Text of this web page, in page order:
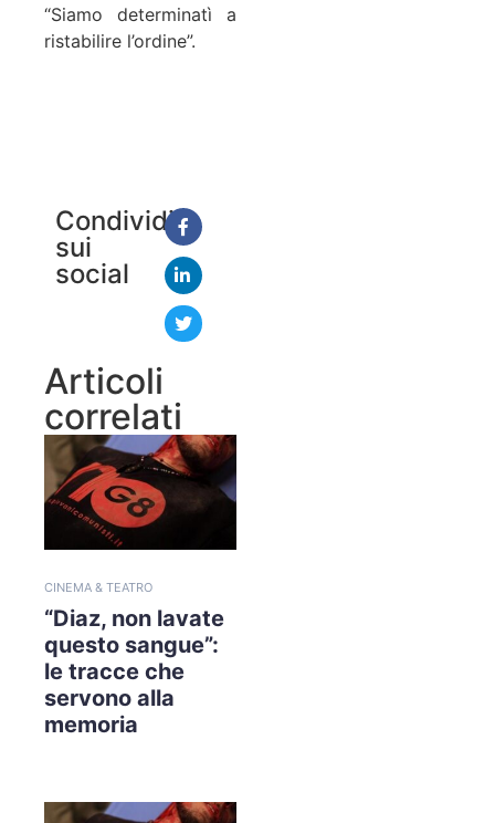
“Siamo determinatì a
ristabilire l’ordine”.
Condividi
sui
social
Articoli
correlati
CINEMA & TEATRO
“Diaz, non lavate
questo sangue”:
le tracce che
servono alla
memoria